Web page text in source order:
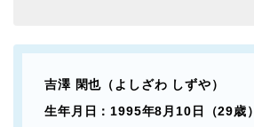
吉澤 閑也（よしざわ しずや）
生年月日：1995年8月10日（29歳）